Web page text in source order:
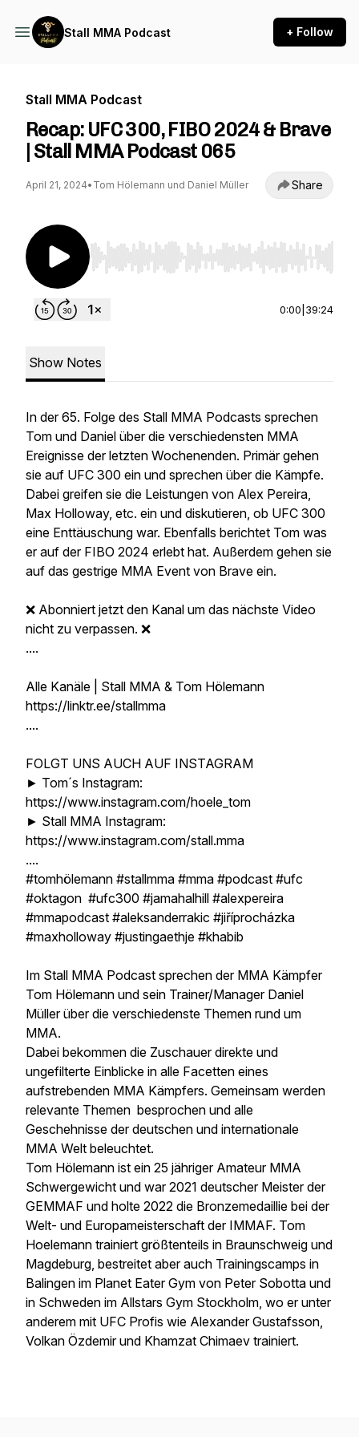
Stall MMA Podcast + Follow
Stall MMA Podcast
Recap: UFC 300, FIBO 2024 & Brave
| Stall MMA Podcast 065
April 21, 2024• Tom Hölemann und Daniel Müller Share
Use Left/Right to seek, Home/End to jump to
0:00 39:24
Show Notes
In der 65. Folge des Stall MMA Podcasts sprechen
Tom und Daniel über die verschiedensten MMA
Ereignisse der letzten Wochenenden. Primär gehen
sie auf UFC 300 ein und sprechen über die Kämpfe.
Dabei greifen sie die Leistungen von Alex Pereira,
Max Holloway, etc. ein und diskutieren, ob UFC 300
eine Enttäuschung war. Ebenfalls berichtet Tom was
er auf der FIBO 2024 erlebt hat. Außerdem gehen sie
auf das gestrige MMA Event von Brave ein.
❌ Abonniert jetzt den Kanal um das nächste Video
nicht zu verpassen. ❌
....
Alle Kanäle | Stall MMA & Tom Hölemann
https://linktr.ee/stallmma
....
FOLGT UNS AUCH AUF INSTAGRAM
► Tom´s Instagram:
https://www.instagram.com/hoele_tom
► Stall MMA Instagram:
https://www.instagram.com/stall.mma
....
#tomhölemann #stallmma #mma #podcast #ufc
#oktagon #ufc300 #jamahalhill #alexpereira
#mmapodcast #aleksanderrakic #jiříprocházka
#maxholloway #justingaethje #khabib
Im Stall MMA Podcast sprechen der MMA Kämpfer
Tom Hölemann und sein Trainer/Manager Daniel
Müller über die verschiedenste Themen rund um
MMA.
Dabei bekommen die Zuschauer direkte und
ungefilterte Einblicke in alle Facetten eines
aufstrebenden MMA Kämpfers. Gemeinsam werden
relevante Themen besprochen und alle
Geschehnisse der deutschen und internationale
MMA Welt beleuchtet.
Tom Hölemann ist ein 25 jähriger Amateur MMA
Schwergewicht und war 2021 deutscher Meister der
GEMMAF und holte 2022 die Bronzemedaillie bei der
Welt- und Europameisterschaft der IMMAF. Tom
Hoelemann trainiert größtenteils in Braunschweig und
Magdeburg, bestreitet aber auch Trainingscamps in
Balingen im Planet Eater Gym von Peter Sobotta und
in Schweden im Allstars Gym Stockholm, wo er unter
anderem mit UFC Profis wie Alexander Gustafsson,
Volkan Özdemir und Khamzat Chimaev trainiert.